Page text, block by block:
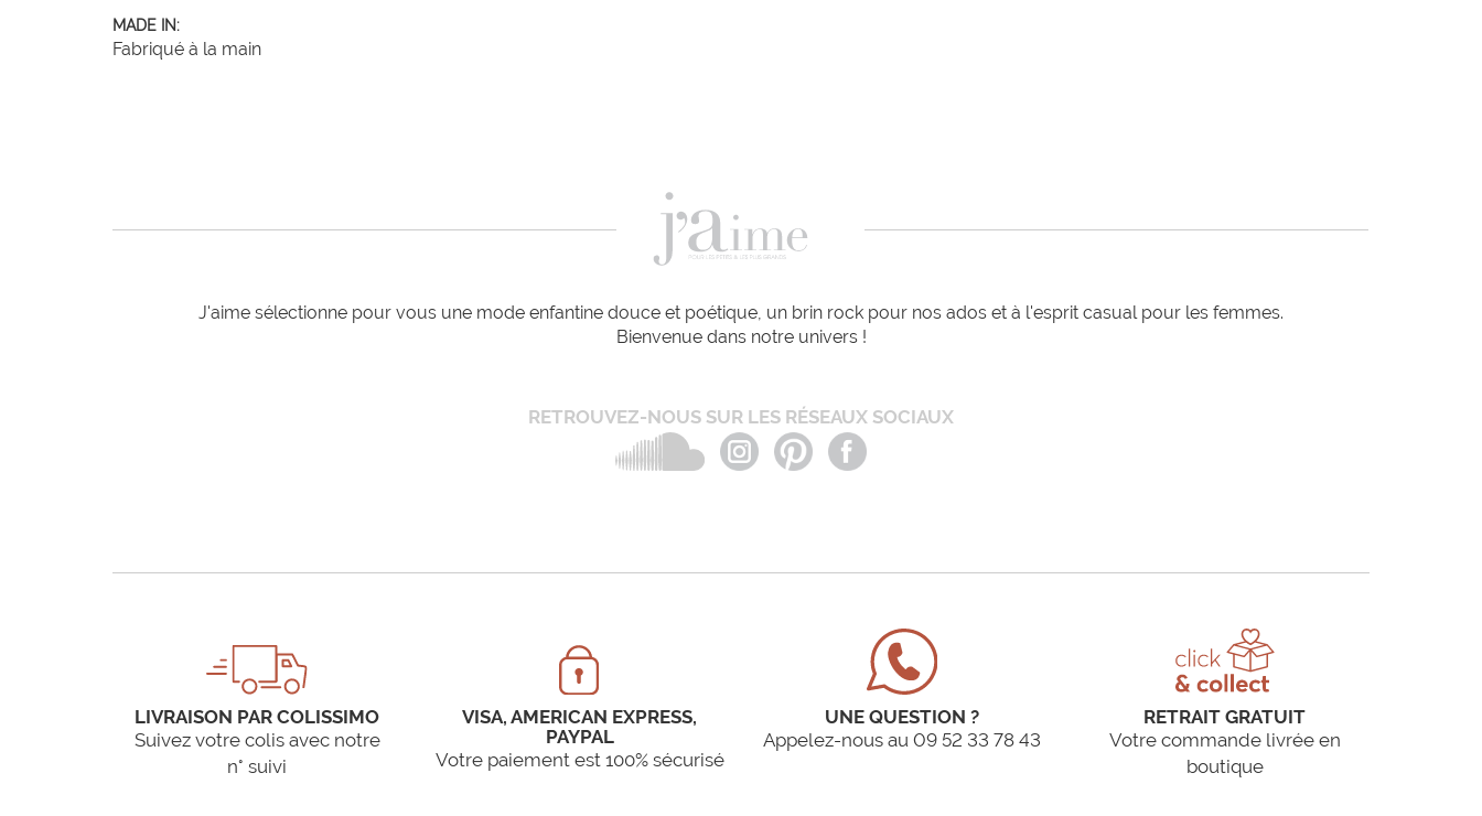
MADE IN:
Fabriqué à la main
J'aime sélectionne pour vous une mode enfantine douce et poétique, un brin rock pour nos ados et à l'esprit casual pour les femmes.
Bienvenue dans notre univers !
RETROUVEZ-NOUS SUR LES RÉSEAUX SOCIAUX
LIVRAISON PAR COLISSIMO
Suivez votre colis avec notre
n° suivi
VISA, AMERICAN EXPRESS,
PAYPAL
Votre paiement est 100% sécurisé
UNE QUESTION ?
Appelez-nous au 09 52 33 78 43
RETRAIT GRATUIT
Votre commande livrée en
boutique